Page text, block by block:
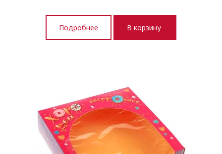
Подробнее В корзину